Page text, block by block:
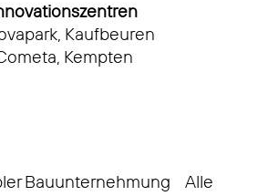
Kaufbeuren
Kempten
Bauunternehmung Alle